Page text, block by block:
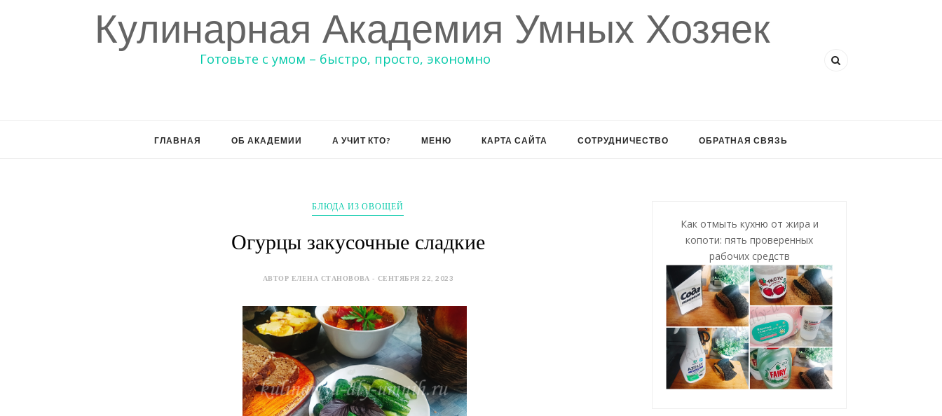
Кулинарная Академия Умных Хозяек
Готовьте с умом – быстро, просто, экономно
ГЛАВНАЯ ОБ АКАДЕМИИ А УЧИТ КТО? МЕНЮ КАРТА САЙТА СОТРУДНИЧЕСТВО ОБРАТНАЯ СВЯЗЬ
БЛЮДА ИЗ ОВОЩЕЙ
Огурцы закусочные сладкие
АВТОР ЕЛЕНА СТАНОВОВА - СЕНТЯБРЯ 22, 2023
Как отмыть кухню от жира и
копоти: пять проверенных
рабочих средств